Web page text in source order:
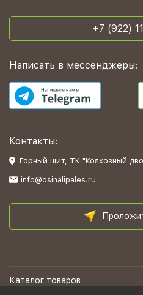
+7 (922)
Написать в мессенджеры:
Контакты:
Горный щит, ТК "Колхозный
info@osinalipales.ru
Каталог товаров